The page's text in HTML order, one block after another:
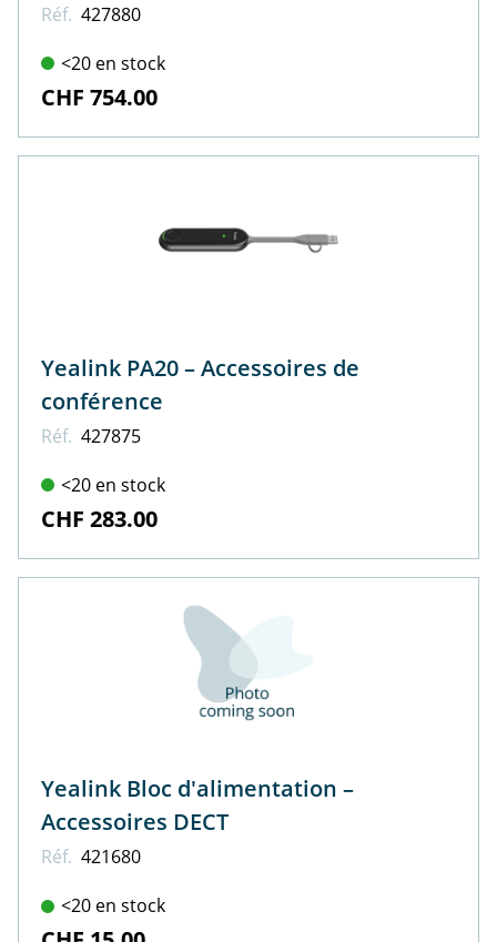
Réf. 427880
<20 en stock
CHF 754.00
Yealink PA20 – Accessoires de
conférence
Réf. 427875
<20 en stock
CHF 283.00
Yealink Bloc d'alimentation –
Accessoires DECT
Réf. 421680
<20 en stock